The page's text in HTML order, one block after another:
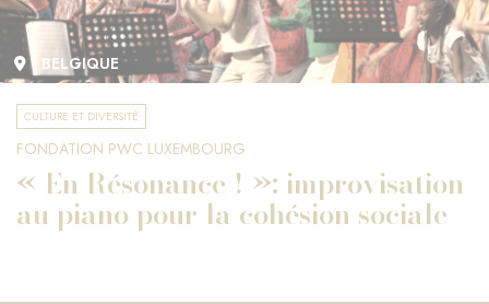
BELGIQUE
CULTURE ET DIVERSITÉ
FONDATION PWC LUXEMBOURG
« En Résonance ! »: improvisation
au piano pour la cohésion sociale